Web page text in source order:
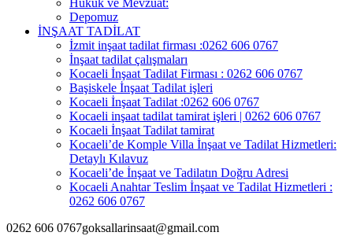
Hukuk ve Mevzuat:
Depomuz
İNŞAAT TADİLAT
İzmit inşaat tadilat firması :0262 606 0767
İnşaat tadilat çalışmaları
Kocaeli İnşaat Tadilat Firması : 0262 606 0767
Başiskele İnşaat Tadilat işleri
Kocaeli İnşaat Tadilat :0262 606 0767
Kocaeli inşaat tadilat tamirat işleri | 0262 606 0767
Kocaeli İnşaat Tadilat tamirat
Kocaeli’de Komple Villa İnşaat ve Tadilat Hizmetleri:
Detaylı Kılavuz
Kocaeli’de İnşaat ve Tadilatın Doğru Adresi
Kocaeli Anahtar Teslim İnşaat ve Tadilat Hizmetleri :
0262 606 0767
0262 606 0767goksallarinsaat@gmail.com